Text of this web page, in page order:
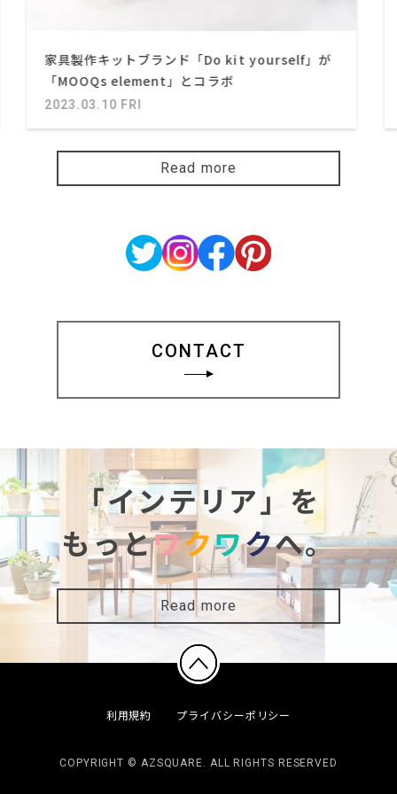
家具製作キットブランド「Do kit yourself」が
「MOOQs element」とコラボ
2023.03.10 FRI
Read more
CONTACT
「インテリア」を
もっとワクワクへ。
Read more
利用規約 プライバシーポリシー
COPYRIGHT © AZSQUARE. ALL RIGHTS RESERVED